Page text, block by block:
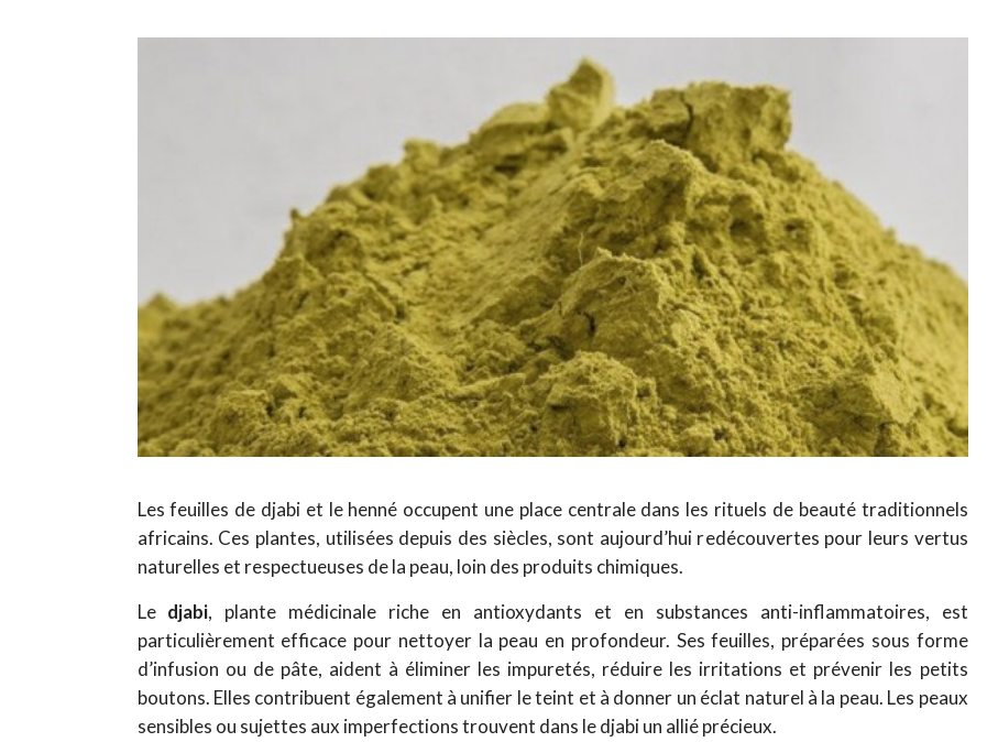
Les feuilles de djabi et le henné occupent une place centrale dans les rituels de beauté traditionnels
africains. Ces plantes, utilisées depuis des siècles, sont aujourd’hui redécouvertes pour leurs vertus
naturelles et respectueuses de la peau, loin des produits chimiques.
Le djabi, plante médicinale riche en antioxydants et en substances anti-inflammatoires, est
particulièrement efficace pour nettoyer la peau en profondeur. Ses feuilles, préparées sous forme
d’infusion ou de pâte, aident à éliminer les impuretés, réduire les irritations et prévenir les petits
boutons. Elles contribuent également à unifier le teint et à donner un éclat naturel à la peau. Les peaux
sensibles ou sujettes aux imperfections trouvent dans le djabi un allié précieux.